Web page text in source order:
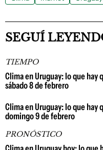
SEGUÍ
TIEMPO
Clima en Uruguay: lo que hay
sábado 8 de febrero
Clima en Uruguay: lo que hay
domingo 9 de febrero
PRONÓSTICO